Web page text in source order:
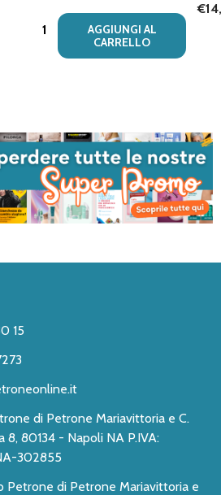
Quantità:
AGGIUNGI AL
CARRELLO
15
di Petrone Mariavittoria e C.
302855
Petrone di Petrone Mariavittoria e